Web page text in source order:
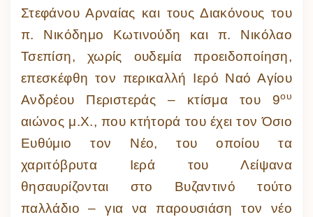
Στεφάνου Αρναίας και τους Διακόνους του
π. Νικόδημο Κωτινούδη και π. Νικόλαο
Τσεπίση, χωρίς ουδεμία προειδοποίηση,
επεσκέφθη τον περικαλλή Ιερό Ναό Αγίου
Ανδρέου Περιστεράς – κτίσμα του 9ου
αιώνος μ.Χ., που κτήτορά του έχει τον Όσιο
Ευθύμιο τον Νέο, του οποίου τα
χαριτόβρυτα Ιερά του Λείψανα
θησαυρίζονται στο Βυζαντινό τούτο
παλλάδιο – για να παρουσιάση τον νέο